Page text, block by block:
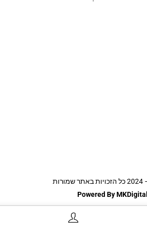
Powered By MKDigital